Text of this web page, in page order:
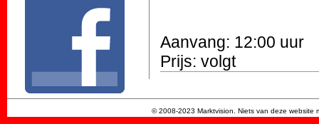
Aanvang: 12:00 uur
Prijs: volgt
© 2008-2023 Marktvision. Niets van deze website